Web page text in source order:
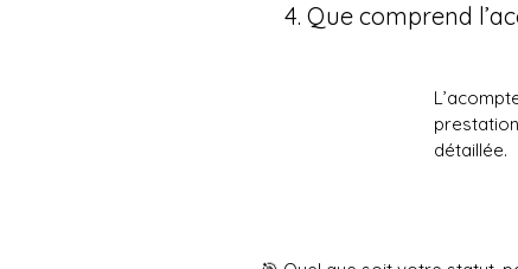
4. Que comprend
détaillée.